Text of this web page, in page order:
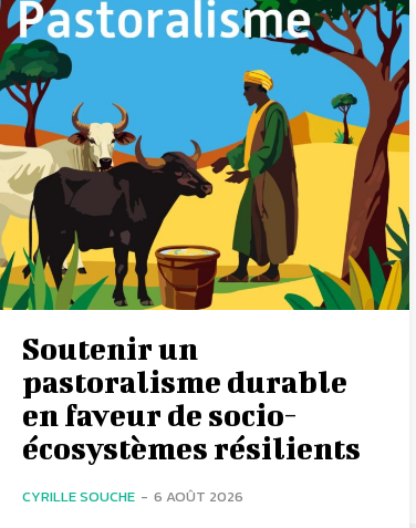
Soutenir un
pastoralisme durable
en faveur de socio-
écosystèmes résilients
CYRILLE SOUCHE - 6 AOÛT 2026